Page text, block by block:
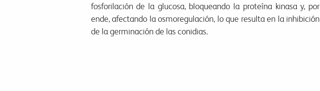
fosforilación de la glucosa, bloqueando la proteína kinasa y, por
ende, afectando la osmoregulación, lo que resulta en la inhibición
de la germinación de las conidias.